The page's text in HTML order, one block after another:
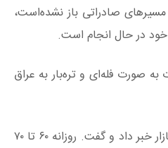
صادراتی باز نشده‌است،
در حال انجام است.
صورت فله‌ای و تره‌بار به عراق
وی از افزایش تولید قارچ در بازار خبر داد و گفت. روزانه ۶۰ تا ۷۰